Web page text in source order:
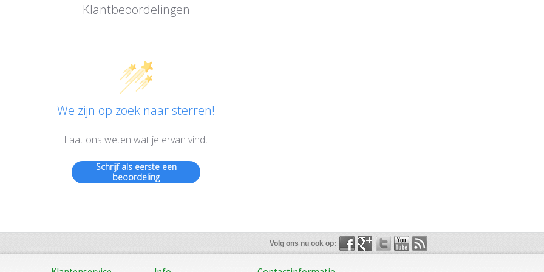
Klantbeoordelingen
We zijn op zoek naar sterren!
Laat ons weten wat je ervan vindt
Schrijf als eerste een
beoordeling
Volg ons nu ook op: